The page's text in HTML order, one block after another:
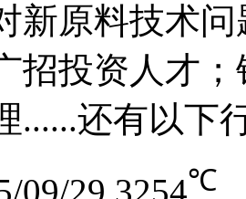
新原料技术
招投资人才
......还有以下
℃